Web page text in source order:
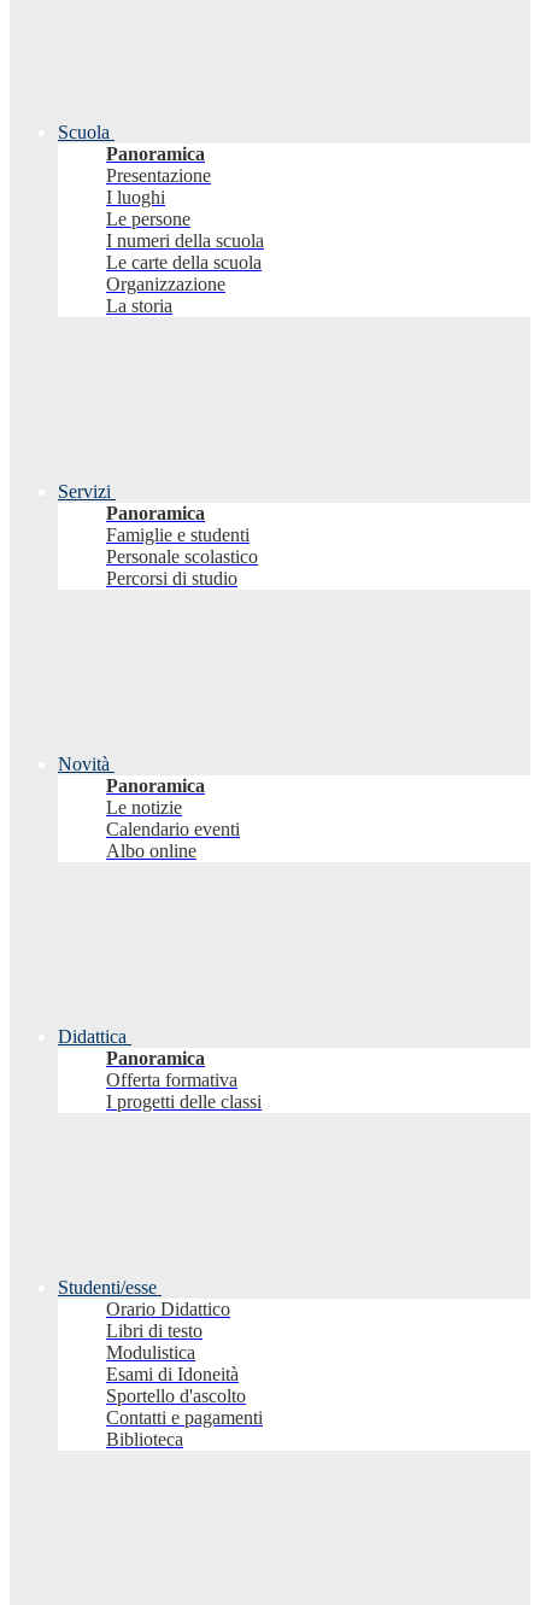
Scuola
Panoramica
Presentazione
I luoghi
Le persone
I numeri della scuola
Le carte della scuola
Organizzazione
La storia
Servizi
Panoramica
Famiglie e studenti
Personale scolastico
Percorsi di studio
Novità
Panoramica
Le notizie
Calendario eventi
Albo online
Didattica
Panoramica
Offerta formativa
I progetti delle classi
Studenti/esse
Orario Didattico
Libri di testo
Modulistica
Esami di Idoneità
Sportello d'ascolto
Contatti e pagamenti
Biblioteca